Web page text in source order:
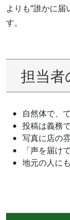
よりも“誰かに
す。
担当者
自然体で、
投稿は義務
写真に店の
「声を届け
地元の人に